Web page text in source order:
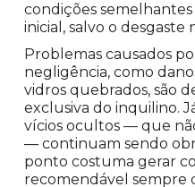
condições semelhantes
inicial, salvo o
Problemas causados
negligência, como
vidros quebrados, são
exclusiva do inquilino.
vícios ocultos — que
— continuam sendo
ponto costuma gerar
recomendável sempre